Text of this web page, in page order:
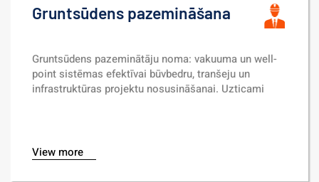
Gruntsūdens pazemināšana
Gruntsūdens pazeminātāju noma: vakuuma un well-
point sistēmas efektīvai būvbedru, tranšeju un
infrastruktūras projektu nosusināšanai. Uzticami
View more